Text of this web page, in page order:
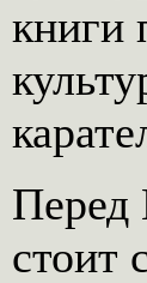
книги
Перед
стоит